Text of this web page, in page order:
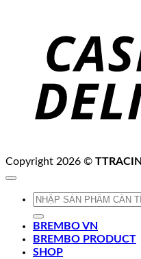
Copyright 2026 ©
Tìm
BREMBO VN
BREMBO PRODUCT
SHOP